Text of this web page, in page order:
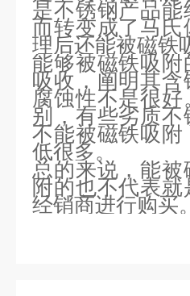
是不锈钢产品
而转变成了马
理后还能被磁铁
能够被磁铁吸
吸收，阐明其
腐蚀性不是很
别，有些劣质
不能被磁铁吸
低很多。
总的来说，能
附的也不代表
经销商进行购买